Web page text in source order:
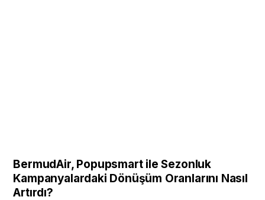
BermudAir, Popupsmart ile Sezonluk
Kampanyalardaki Dönüşüm Oranlarını Nasıl
Artırdı?